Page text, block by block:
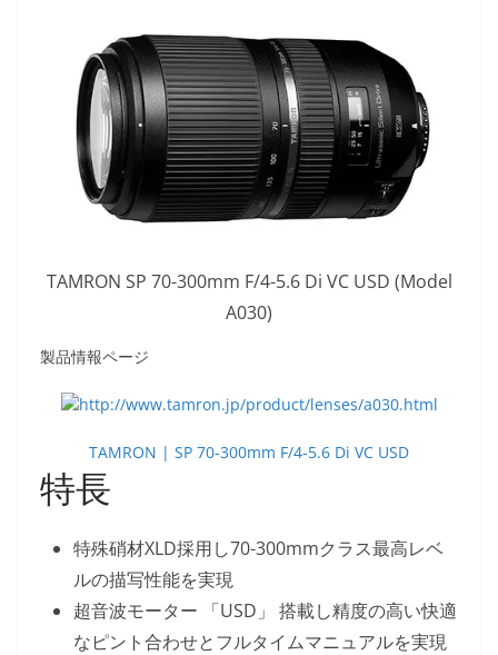
TAMRON SP 70-300mm F/4-5.6 Di VC USD (Model
A030)
製品情報ページ
TAMRON | SP 70-300mm F/4-5.6 Di VC USD
特長
特殊硝材XLD採用し70-300mmクラス最高レベ
ルの描写性能を実現
超音波モーター 「USD」 搭載し精度の高い快適
なピント合わせとフルタイムマニュアルを実現